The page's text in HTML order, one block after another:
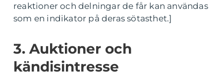
reaktioner och delningar de får kan användas
som en indikator på deras sötasthet.]
3. Auktioner och
kändisintresse